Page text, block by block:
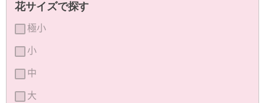
花サイズで探す
極小
小
中
大